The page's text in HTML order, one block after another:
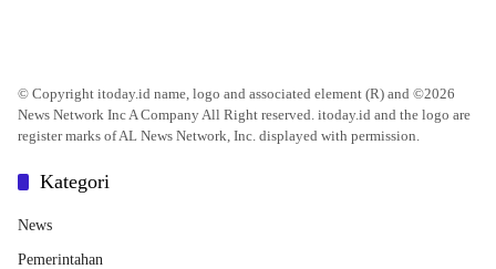
© Copyright itoday.id name, logo and associated element (R) and ©2026
News Network Inc A Company All Right reserved. itoday.id and the logo are
register marks of AL News Network, Inc. displayed with permission.
Kategori
News
Pemerintahan